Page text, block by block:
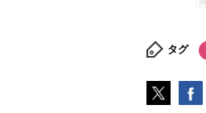
タグ